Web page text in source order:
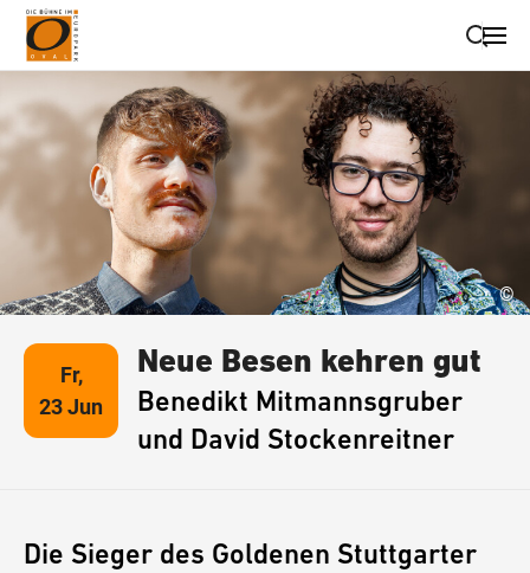
Suche schließen
Wegbeschreibung erhalten
©
Fr,
23 Jun
Neue Besen kehren gut
Benedikt Mitmannsgruber
und David Stockenreitner
Die Sieger des Goldenen Stuttgarter